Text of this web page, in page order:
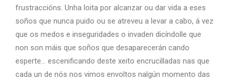
frustraccións. Unha loita por alcanzar ou dar vida a eses
soños que nunca puido ou se atreveu a levar a cabo, á vez
que os medos e inseguridades o invaden dicíndolle que
non son máis que soños que desaparecerán cando
esperte… escenificando deste xeito encrucilladas nas que
cada un de nós nos vimos envoltos nalgún momento das